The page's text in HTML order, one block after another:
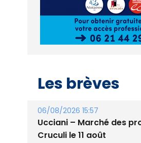
06/08/2026 15:57
Cruculi le 11 août
06/08/2026 15:25